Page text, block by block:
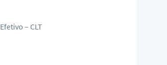
Efetivo – CLT